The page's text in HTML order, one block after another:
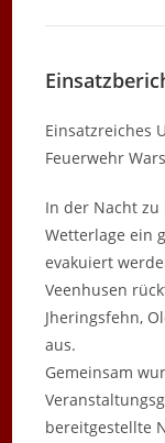
Einsatzreiches
Feuerwehr
In der Nacht
Wetterlage ein
evakuiert
Veenhusen
Jheringsfehn,
aus.
Gemeinsam
bereitgestellte